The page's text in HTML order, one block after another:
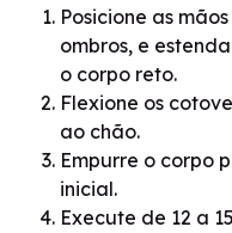
Posicione as
ombros, e
o corpo reto.
Flexione os
ao chão.
Empurre o corpo
inicial.
Execute de 12 a